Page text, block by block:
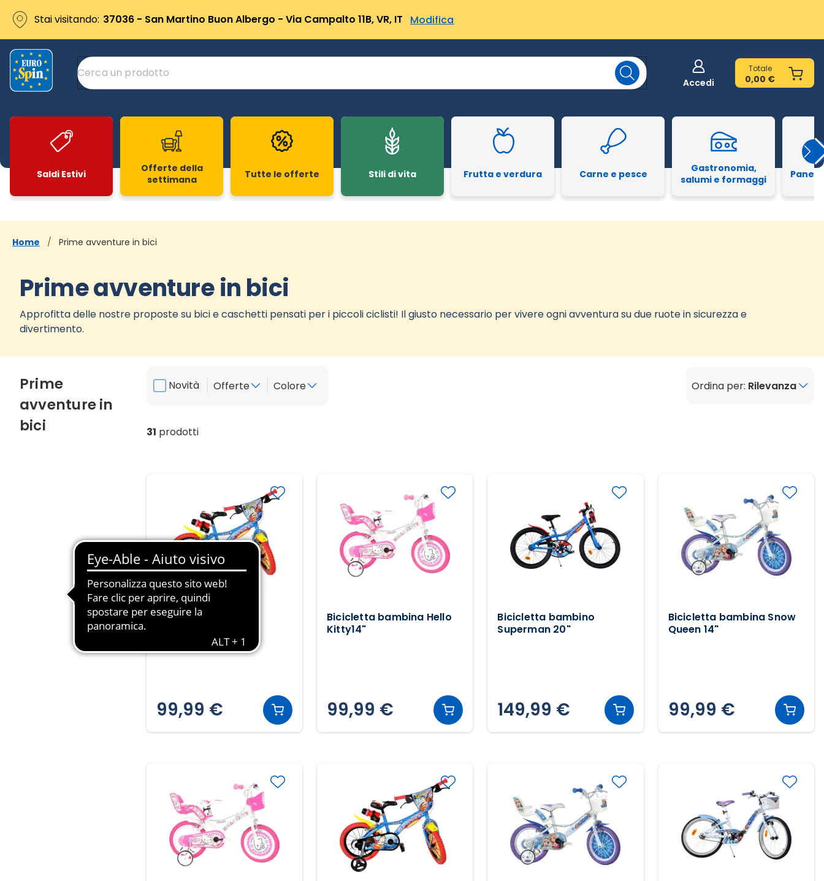
Stai visitando: 37036 - San Martino Buon Albergo - Via Campalto 11B, VR, IT Modifica
Accedi
Totale
0,00 €
Saldi Estivi
Offerte della
settimana
Tutte le offerte Stili di vita Frutta e verdura Carne e pesce
Gastronomia,
salumi e formaggi
Pane
Home / Prime avventure in bici
Prime avventure in bici
Approfitta delle nostre proposte su bici e caschetti pensati per i piccoli ciclisti! Il giusto necessario per vivere ogni avventura su due ruote in sicurezza e
divertimento.
Prime
avventure in
bici
Novità Offerte Colore Ordina per: Rilevanza
31 prodotti
Bicicletta bambino
99,99 €
Bicicletta bambina Hello
Kitty14"
99,99 €
Bicicletta bambino
Superman 20"
149,99 €
Bicicletta bambina Snow
Queen 14"
99,99 €